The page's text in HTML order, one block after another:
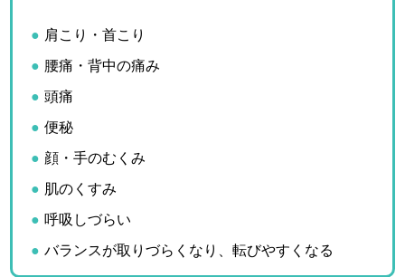
肩こり・首こり
腰痛・背中の痛み
頭痛
便秘
顔・手のむくみ
肌のくすみ
呼吸しづらい
バランスが取りづらくなり、転びやすくなる